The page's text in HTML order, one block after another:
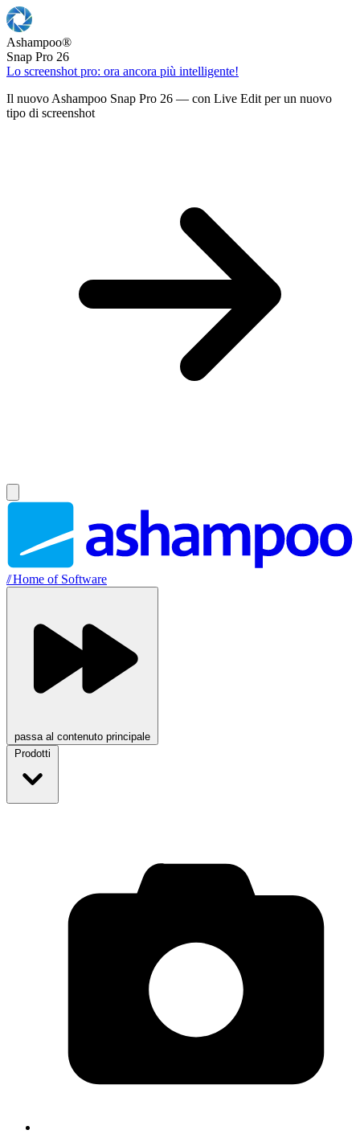
Ashampoo®
Snap Pro 26
Lo screenshot pro: ora ancora più intelligente!
Il nuovo Ashampoo Snap Pro 26 — con Live Edit per un nuovo
tipo di screenshot
//Home of Software
passa al contenuto principale
Prodotti